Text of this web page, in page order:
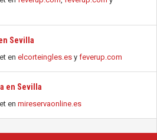
Sevilla
en elcorteingles.es y feverup.com
en Sevilla
en mireservaonline.es